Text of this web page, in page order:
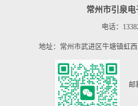
常州市引泉电
电话：
地址：常州市武进区牛塘镇虹
邮